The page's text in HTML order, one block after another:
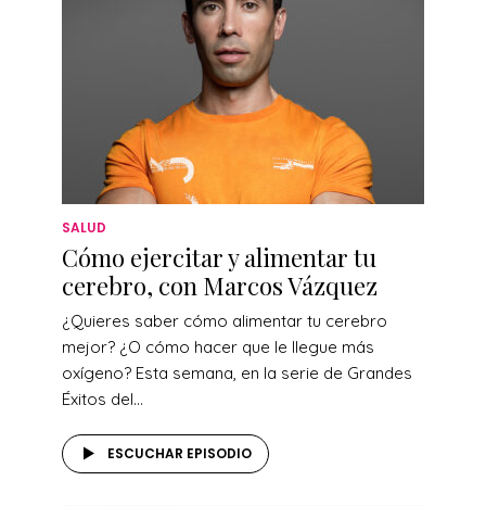
SALUD
Cómo ejercitar y alimentar tu
cerebro, con Marcos Vázquez
¿Quieres saber cómo alimentar tu cerebro
mejor? ¿O cómo hacer que le llegue más
oxígeno? Esta semana, en la serie de Grandes
Éxitos del...
ESCUCHAR EPISODIO